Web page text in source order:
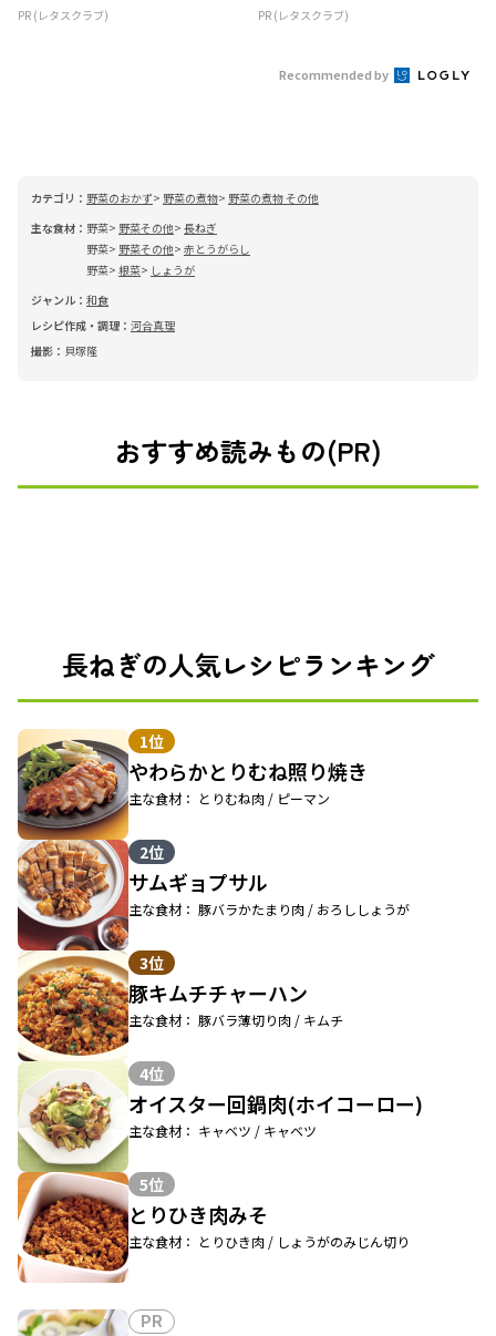
PR (レタスクラブ) PR (レタスクラブ)
Recommended by
カテゴリ： 野菜のおかず 野菜の煮物
野菜の煮物 その他
主な食材： 野菜 野菜その他 長ねぎ
野菜
野菜その他 赤とうがらし
野菜 根菜
しょうが
ジャンル： 和食
レシピ作成・調理： 河合真理
撮影： 貝塚隆
おすすめ読みもの(PR)
長ねぎの人気レシピランキング
1位
やわらかとりむね照り焼き
主な食材： とりむね肉 / ピーマン
2位
サムギョプサル
主な食材： 豚バラかたまり肉 / おろししょうが
3位
豚キムチチャーハン
主な食材： 豚バラ薄切り肉 / キムチ
4位
オイスター回鍋肉(ホイコーロー)
主な食材： キャベツ / キャベツ
5位
とりひき肉みそ
主な食材： とりひき肉 / しょうがのみじん切り
PR